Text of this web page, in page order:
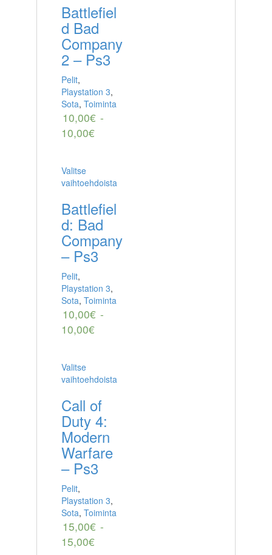
Battlefiel
d Bad
Company
2 – Ps3
Pelit,
Playstation 3,
Sota, Toiminta
10,00€ -
10,00€
Valitse
vaihtoehdoista
Battlefiel
d: Bad
Company
– Ps3
Pelit,
Playstation 3,
Sota, Toiminta
10,00€ -
10,00€
Valitse
vaihtoehdoista
Call of
Duty 4:
Modern
Warfare
– Ps3
Pelit,
Playstation 3,
Sota, Toiminta
15,00€ -
15,00€